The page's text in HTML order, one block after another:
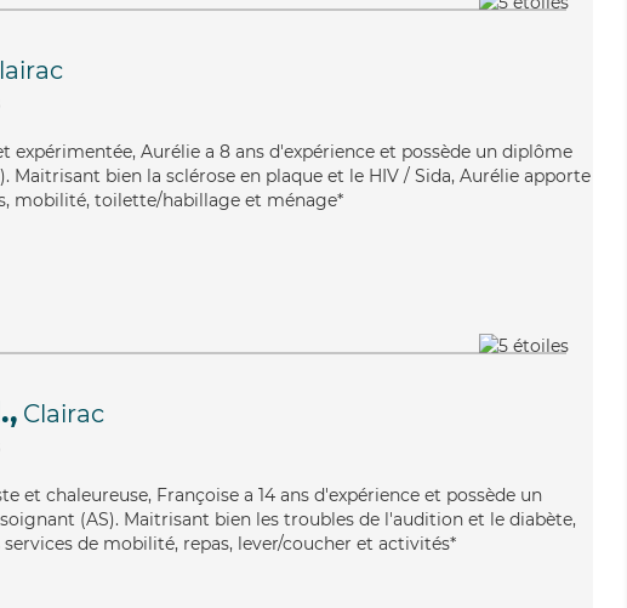
expérimentée, Aurélie a 8 ans d'expérience et possède un diplôme
Maitrisant bien la sclérose en plaque et le HIV / Sida, Aurélie apporte
mobilité, toilette/habillage et ménage*
Clairac
et chaleureuse, Françoise a 14 ans d'expérience et possède un
(AS). Maitrisant bien les troubles de l'audition et le diabète,
de mobilité, repas, lever/coucher et activités*